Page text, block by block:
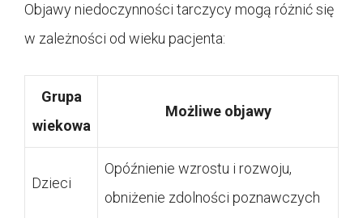
Objawy niedoczynności tarczycy mogą różnić się
w zależności od wieku pacjenta:
Grupa
wiekowa
Możliwe objawy
Dzieci
Opóźnienie wzrostu i rozwoju,
obniżenie zdolności poznawczych